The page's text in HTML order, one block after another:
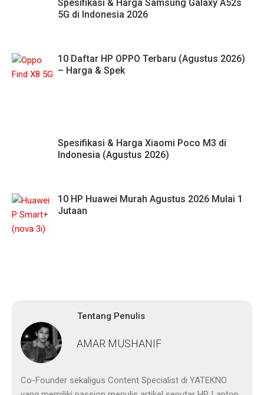
Tentang Penulis
Spesifikasi & Harga Samsung Galaxy A52s
5G di Indonesia 2026
10 Daftar HP OPPO Terbaru (Agustus 2026)
– Harga & Spek
Spesifikasi & Harga Xiaomi Poco M3 di
Indonesia (Agustus 2026)
10 HP Huawei Murah Agustus 2026 Mulai 1
Jutaan
AMAR MUSHANIF
Co-Founder sekaligus Content Specialist di YATEKNO